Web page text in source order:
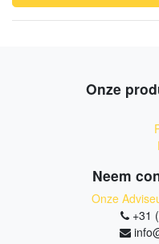
Onze
Neem
Onze
+31